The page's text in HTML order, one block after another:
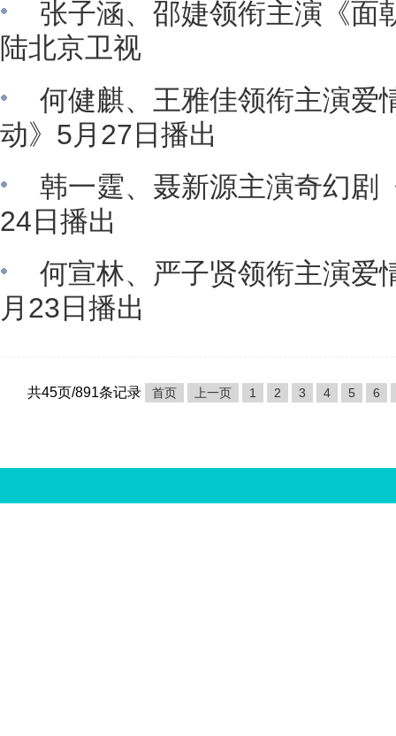
张子涵、邵婕领衔主演《面
陆北京卫视
何健麒、王雅佳领衔主演爱
动》5月27日播出
韩一霆、聂新源主演奇幻剧
24日播出
何宣林、严子贤领衔主演爱
月23日播出
共45页/891条记录 首页 上一页 1 2 3 4 5 6